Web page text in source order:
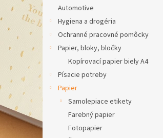
Automotive
Hygiena a drogéria
Ochranné pracovné pomôcky
Papier, bloky, bločky
Kopírovací papier biely A4
Písacie potreby
Papier
Samolepiace etikety
Farebný papier
Fotopapier